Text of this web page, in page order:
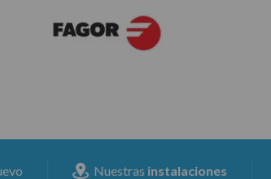
Nuestrasinstalaciones